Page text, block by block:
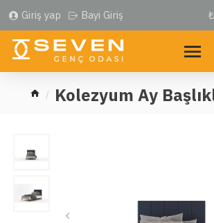
Giriş yap Bayi Giriş ₺
Kolezyum Ay